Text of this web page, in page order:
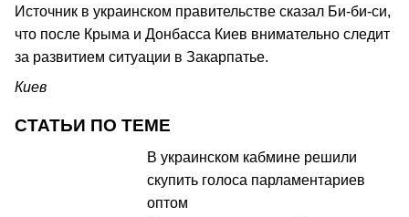
Источник в украинском правительстве сказал Би-би-си,
что после Крыма и Донбасса Киев внимательно следит
за развитием ситуации в Закарпатье.
Киев
СТАТЬИ ПО ТЕМЕ
В украинском кабмине решили
скупить голоса парламентариев
оптом